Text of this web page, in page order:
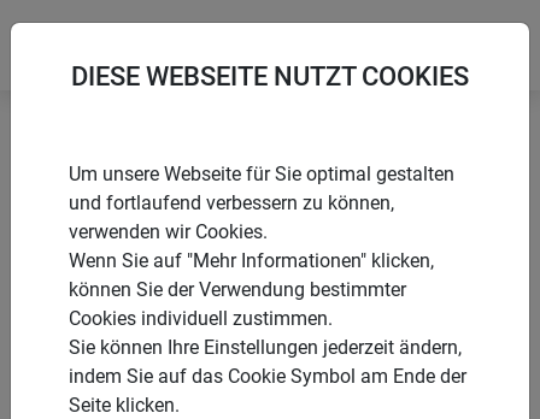
Startseite Planen Schutzplane MEDIUM
PRODUKTE
SCHUTZPLANE
DIESE WEBSEITE NUTZT COOKIES
Um unsere Webseite für Sie optimal gestalten
und fortlaufend verbessern zu können,
verwenden wir Cookies.
Wenn Sie auf "Mehr Informationen" klicken,
können Sie der Verwendung bestimmter
Cookies individuell zustimmen.
Sie können Ihre Einstellungen jederzeit ändern,
indem Sie auf das Cookie Symbol am Ende der
Seite klicken.